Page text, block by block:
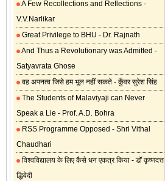
A Few Recollections and Reflections -
V.V.Narlikar
Great Privilege to BHU - Dr. Rajnath
And Thus a Revolutionary was Admitted -
Satyavrata Ghose
वह अपनत्व जिसे हम भूल नहीं सकते - कुँवर सुरेश सिंह
The Students of Malaviyaji can Never
Speak a Lie - Prof. A.D. Bohra
RSS Programme Opposed - Shri Vithal
Chaudhari
विश्वविद्यालय के लिए कैसे धन एकत्र किया - डॉ कृष्णदत्त
द्धिवेदी